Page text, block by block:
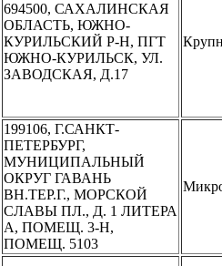
694500, САХАЛИНСКАЯ
ОБЛАСТЬ, ЮЖНО-
КУРИЛЬСКИЙ Р-Н, ПГТ
ЮЖНО-КУРИЛЬСК, УЛ.
ЗАВОДСКАЯ, Д.17
199106, Г.САНКТ-
ПЕТЕРБУРГ,
МУНИЦИПАЛЬНЫЙ
ОКРУГ ГАВАНЬ
ВН.ТЕР.Г., МОРСКОЙ
СЛАВЫ ПЛ., Д. 1 ЛИТЕРА
А, ПОМЕЩ. 3-Н,
ПОМЕЩ. 5103